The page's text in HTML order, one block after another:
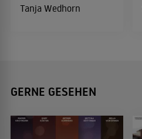
Tanja Wedhorn
GERNE GESEHEN